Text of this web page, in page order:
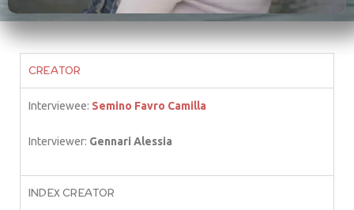
CREATOR
Interviewee: Semino Favro Camilla
Interviewer: Gennari Alessia
INDEX CREATOR